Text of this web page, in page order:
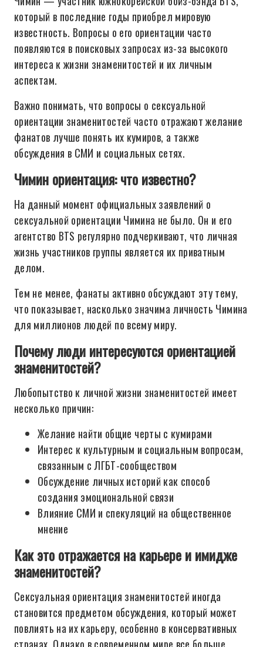
который в последние годы приобрел мировую
известность. Вопросы о его ориентации часто
появляются в поисковых запросах из-за высокого
интереса к жизни знаменитостей и их личным
аспектам.
Важно понимать, что вопросы о сексуальной
ориентации знаменитостей часто отражают желание
фанатов лучше понять их кумиров, а также
обсуждения в СМИ и социальных сетях.
Чимин ориентация: что известно?
На данный момент официальных заявлений о
сексуальной ориентации Чимина не было. Он и его
агентство BTS регулярно подчеркивают, что личная
жизнь участников группы является их приватным
делом.
Тем не менее, фанаты активно обсуждают эту тему,
что показывает, насколько значима личность Чимина
для миллионов людей по всему миру.
Почему люди интересуются ориентацией
знаменитостей?
Любопытство к личной жизни знаменитостей имеет
несколько причин:
Желание найти общие черты с кумирами
Интерес к культурным и социальным вопросам,
связанным с ЛГБТ-сообществом
Обсуждение личных историй как способ
создания эмоциональной связи
Влияние СМИ и спекуляций на общественное
мнение
Как это отражается на карьере и имидже
знаменитостей?
Сексуальная ориентация знаменитостей иногда
становится предметом обсуждения, который может
повлиять на их карьеру, особенно в консервативных